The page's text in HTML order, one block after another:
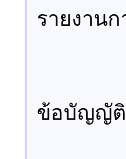
รายงาน
ข้อบัญญัติ